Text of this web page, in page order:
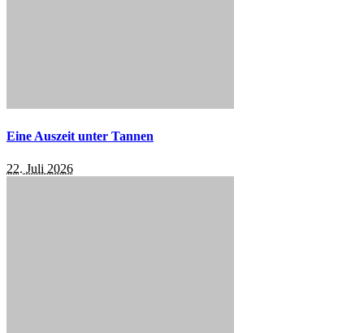
Eine Auszeit unter Tannen
22. Juli 2026